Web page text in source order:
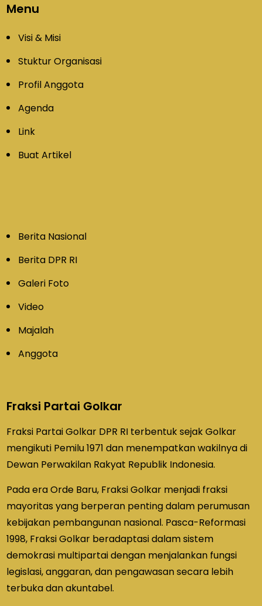
Menu
Visi & Misi
Stuktur Organisasi
Profil Anggota
Agenda
Link
Buat Artikel
Berita Nasional
Berita DPR RI
Galeri Foto
Video
Majalah
Anggota
Fraksi Partai Golkar
Fraksi Partai Golkar DPR RI terbentuk sejak Golkar
mengikuti Pemilu 1971 dan menempatkan wakilnya di
Dewan Perwakilan Rakyat Republik Indonesia.
Pada era Orde Baru, Fraksi Golkar menjadi fraksi
mayoritas yang berperan penting dalam perumusan
kebijakan pembangunan nasional. Pasca-Reformasi
1998, Fraksi Golkar beradaptasi dalam sistem
demokrasi multipartai dengan menjalankan fungsi
legislasi, anggaran, dan pengawasan secara lebih
terbuka dan akuntabel.